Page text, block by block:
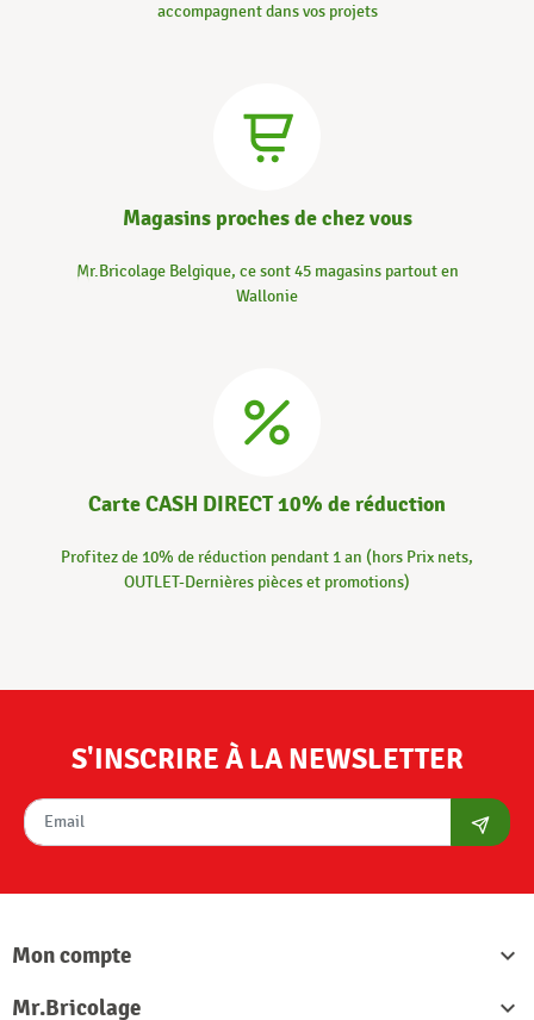
accompagnent dans vos projets
Magasins proches de chez vous
Mr.Bricolage Belgique, ce sont 45 magasins partout en
Wallonie
Carte CASH DIRECT 10% de réduction
Profitez de 10% de réduction pendant 1 an (hors Prix nets,
OUTLET-Dernières pièces et promotions)
S'INSCRIRE À LA NEWSLETTER
Mon compte

Mr.Bricolage
